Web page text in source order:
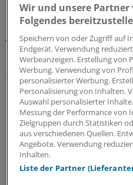
niederlassungswillige
andere Vorstellungen von
jetzige.
"Junge Ärzte wollen mit
Teamarbeit vor, möchten
selbst entscheiden können
finanziellen Risiken tragen."
Dies in Einklang mit guter,
medizinischer Versorgung
Herrmann schließt
Pflege, Sozialarbeit,
Wir und unsere
Folgendes
Speichern von oder Zugriff auf
Endgerät. Verwendung
Werbeanzeigen. Erstellung von
Werbung. Verwendung von
personalisierter Werbung.
Personalisierung von Inhalten.
Auswahl personalisierter
Messung der Performance von
Zielgruppen durch Statistiken
aus verschiedenen Quellen.
Angebote. Verwendung
Inhalten.
Liste der Partner